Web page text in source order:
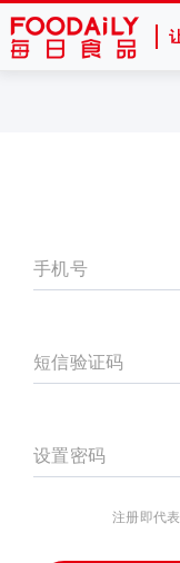
手机号
短信验证码
设置密码
注册即代